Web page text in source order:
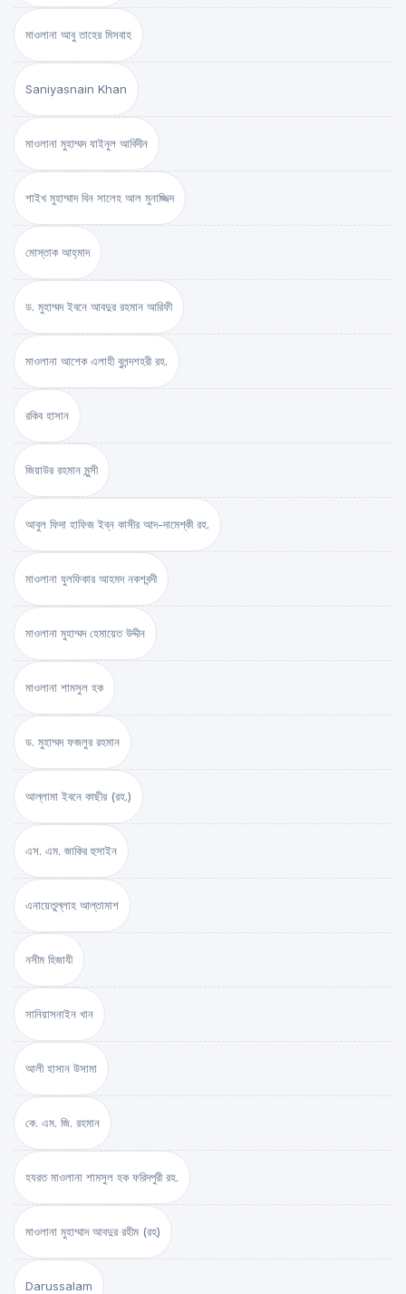
মাওলানা আবু তাহের মিসবাহ
Saniyasnain Khan
মাওলানা মুহাম্মদ যাইনুল আবিদীন
শাইখ মুহাম্মাদ বিন সালেহ আল মুনাজ্জিদ
মোস্তাক আহ্‌মাদ
ড. মুহাম্মদ ইবনে আবদুর রহমান আরিফী
মাওলানা আশেক এলাহী বুলন্দশহরী রহ.
রকিব হাসান
জিয়াউর রহমান মুন্সী
আবুল ফিদা হাফিজ ইব্‌ন কাসীর আদ-দামেশ্‌কী রহ.
মাওলানা যুলফিকার আহমদ নকশবন্দী
মাওলানা মুহাম্মদ হেমায়েত উদ্দীন
মাওলানা শামসুল হক
ড. মুহাম্মদ ফজলুর রহমান
আল্লামা ইবনে কাছীর (রহ.)
এস. এম. জাকির হুসাইন
এনায়েতুল্লাহ আল্‌তামাশ
নসীম হিজাযী
সানিয়াসনাইন খান
আলী হাসান উসামা
কে. এম. জি. রহমান
হযরত মাওলানা শামসুল হক ফরিদপুরী রহ.
মাওলানা মুহাম্মাদ আবদুর রহীম (রহ)
Darussalam